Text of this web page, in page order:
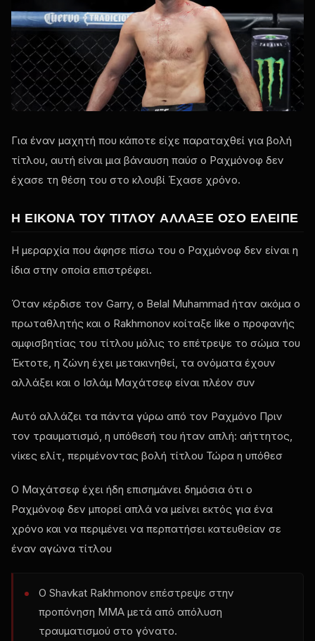
Για έναν μαχητή που κάποτε είχε παραταχθεί για βολή
τίτλου, αυτή είναι μια βάναυση παύσ ο Ραχμόνοφ δεν
έχασε τη θέση του στο κλουβί Έχασε χρόνο.
Η ΕΙΚΌΝΑ ΤΟΥ ΤΊΤΛΟΥ ΆΛΛΑΞΕ ΌΣΟ ΈΛΕΙΠΕ
Η μεραρχία που άφησε πίσω του ο Ραχμόνοφ δεν είναι η
ίδια στην οποία επιστρέφει.
Όταν κέρδισε τον Garry, ο Belal Muhammad ήταν ακόμα ο
πρωταθλητής και ο Rakhmonov κοίταξε like ο προφανής
αμφισβητίας του τίτλου μόλις το επέτρεψε το σώμα του
Έκτοτε, η ζώνη έχει μετακινηθεί, τα ονόματα έχουν
αλλάξει και ο Ισλάμ Μαχάτσεφ είναι πλέον συν
Αυτό αλλάζει τα πάντα γύρω από τον Ραχμόνο Πριν
τον τραυματισμό, η υπόθεσή του ήταν απλή: αήττητος,
νίκες ελίτ, περιμένοντας βολή τίτλου Τώρα η υπόθεσ
Ο Μαχάτσεφ έχει ήδη επισημάνει δημόσια ότι ο
Ραχμόνοφ δεν μπορεί απλά να μείνει εκτός για ένα
χρόνο και να περιμένει να περπατήσει κατευθείαν σε
έναν αγώνα τίτλου
Ο Shavkat Rakhmonov επέστρεψε στην
προπόνηση MMA μετά από απόλυση
τραυματισμού στο γόνατο.